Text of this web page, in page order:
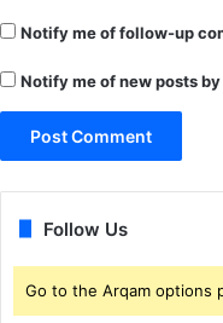
Notify me of follow-up
Notify me of new posts
Follow Us
Go to the Arqam options